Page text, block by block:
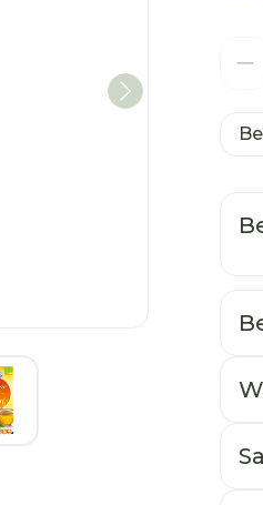
imagelarger image